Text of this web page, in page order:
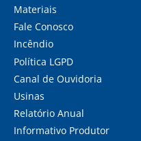
Materiais
Fale Conosco
Incêndio
Política LGPD
Canal de Ouvidoria
Usinas
Relatório Anual
Informativo Produtor